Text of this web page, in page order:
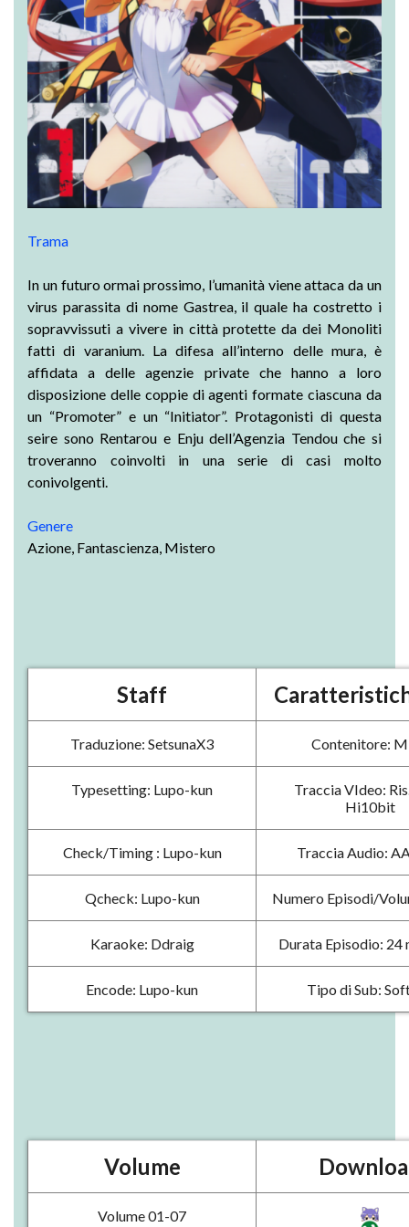
Trama
In un futuro ormai prossimo, l’umanità viene attaca da un
virus parassita di nome Gastrea, il quale ha costretto i
sopravvissuti a vivere in città protette da dei Monoliti
fatti di varanium. La difesa all’interno delle mura, è
affidata a delle agenzie private che hanno a loro
disposizione delle coppie di agenti formate ciascuna da
un “Promoter” e un “Initiator”. Protagonisti di questa
seire sono Rentarou e Enju dell’Agenzia Tendou che si
troveranno coinvolti in una serie di casi molto
conivolgenti.
Genere
Azione, Fantascienza, Mistero
Staff
Traduzione: SetsunaX3 Contenitore:
Typesetting: Lupo-kun
Traccia VIdeo:
Hi10bit
Check/Timing : Lupo-kun Traccia Audio:
Qcheck: Lupo-kun Numero Episodi/
Karaoke: Ddraig Durata Episodio: 24
Encode: Lupo-kun Tipo di Sub:
Volume
Volume 01-07